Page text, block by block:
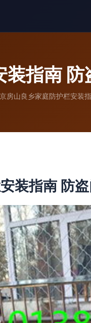
指南
房山良乡家庭防护栏安装
装指南 防